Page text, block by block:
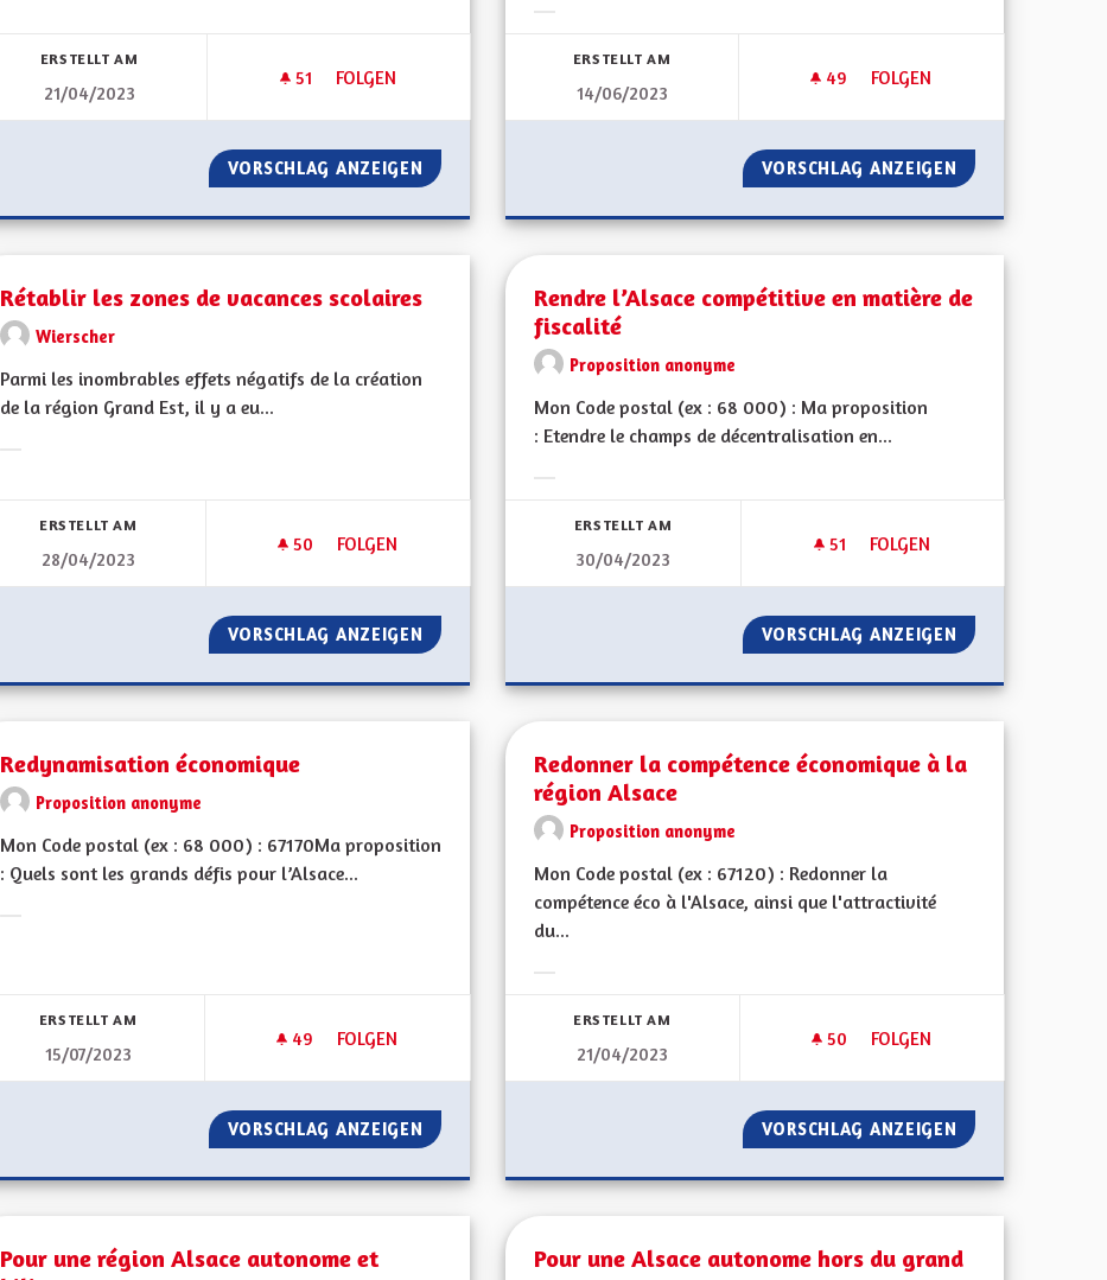
ERSTELLT AM
21/04/2023
51 51 FOLLOWER
FOLGEN
REVENIR AUX 90KM/H DANS SUR TOUTES LES ROUTES D'ALSACE
VORSCHLAG ANZEIGEN REVENIR AUX 90KM/H DANS SUR TOUTES LES ROUTES D'ALSACE
ERSTELLT AM
14/06/2023
49 49 FOLLOWER
FOLGEN
RETOUR À UNE FORTE (EN
VORSCHLAG ANZEIGEN RETOUR À UNE
Rétablir les zones de vacances scolaires
Wierscher
Parmi les inombrables effets négatifs de la création
de la région Grand Est, il y a eu...
ERSTELLT AM
28/04/2023
50 50 FOLLOWER
FOLGEN
RÉTABLIR LES ZONES DE VACANCES SCOLAIRES
VORSCHLAG ANZEIGEN RÉTABLIR LES ZONES DE VACANCES SCOLAIRES
Rendre l’Alsace compétitive en matière de
fiscalité
Proposition anonyme
Mon Code postal (ex : 68 000) : Ma proposition
: Etendre le champs de décentralisation en...
ERSTELLT AM
30/04/2023
51 51 FOLLOWER
FOLGEN
RENDRE L’ALSACE
VORSCHLAG ANZEIGEN RENDRE
Redynamisation économique
Proposition anonyme
Mon Code postal (ex : 68 000) : 67170Ma proposition
: Quels sont les grands défis pour l’Alsace...
ERSTELLT AM
15/07/2023
49 49 FOLLOWER
FOLGEN
REDYNAMISATION ÉCONOMIQUE
VORSCHLAG ANZEIGEN REDYNAMISATION ÉCONOMIQUE
Redonner la compétence économique à la
région Alsace
Proposition anonyme
Mon Code postal (ex : 67120) : Redonner la
compétence éco à l'Alsace, ainsi que l'attractivité
du...
ERSTELLT AM
21/04/2023
50 50 FOLLOWER
FOLGEN
REDONNER LA
VORSCHLAG ANZEIGEN REDONNER LA
Pour une région Alsace autonome et
Pour une Alsace autonome hors du grand